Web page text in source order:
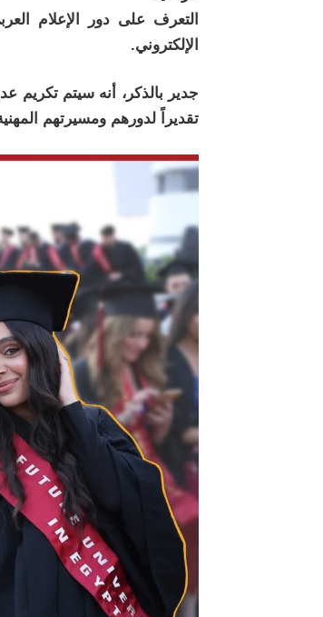
التعرف على دور الإعلام
الإلكتروني.
جدير بالذكر، أنه سيتم تكريم
تقديراً لدورهم ومسيرتهم